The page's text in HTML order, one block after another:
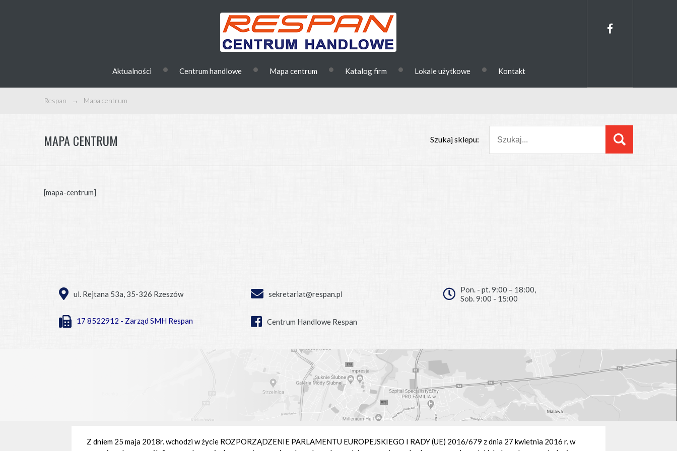
Aktualności • Centrum handlowe • Mapa centrum • Katalog firm • Lokale użytkowe • Kontakt
Respan → Mapa centrum
MAPA CENTRUM Szukaj sklepu:
[mapa-centrum]
ul. Rejtana 53a, 35-326 Rzeszów
17 8522912 - Zarząd SMH Respan
sekretariat@respan.pl
Centrum Handlowe Respan
Pon. - pt. 9:00 – 18:00,
Sob. 9:00 - 15:00
Z dniem 25 maja 2018r. wchodzi w życie ROZPORZĄDZENIE PARLAMENTU EUROPEJSKIEGO I RADY (UE) 2016/679 z dnia 27 kwietnia 2016 r. w